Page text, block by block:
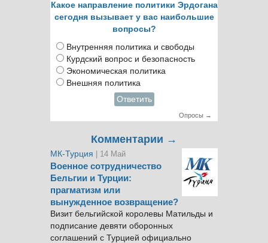
Какое направление политики Эрдогана
сегодня вызывает у вас наибольшие
вопросы?
Внутренняя политика и свободы
Курдский вопрос и безопасность
Экономическая политика
Внешняя политика
Ответить
Опросы →
Комментарии →
МК-Турция | 14 Май
Военное сотрудничество
Бельгии и Турции:
прагматизм или
вынужденное возвращение?
Визит бельгийской королевы Матильды и
подписание девяти оборонных
соглашений с Турцией официально